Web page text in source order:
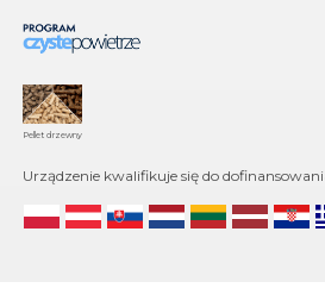
Pellet drzewny
Urządzenie kwalifikuje się do